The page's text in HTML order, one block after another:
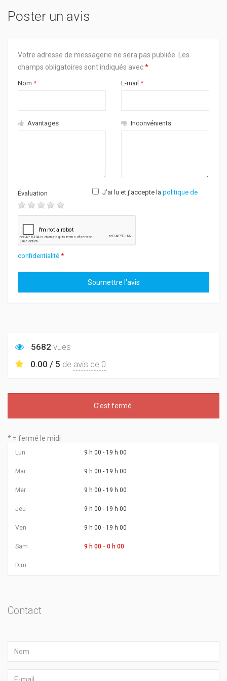
Poster un avis
Votre adresse de messagerie ne sera pas publiée.
Les
champs obligatoires sont indiqués avec*
Nom * E-mail *
Avantages Inconvénients
Évaluation J’ai lu et j’accepte la politique de
confidentialité *
5682 vues
0.00 / 5 de avis de 0
C’estfermé.
* = fermé le midi
Lun 9 h 00 - 19 h 00
Mar 9 h 00 - 19 h 00
Mer 9 h 00 - 19 h 00
Jeu 9 h 00 - 19 h 00
Ven 9 h 00 - 19 h 00
Sam 9 h 00 - 0 h 00
Dim
Contact